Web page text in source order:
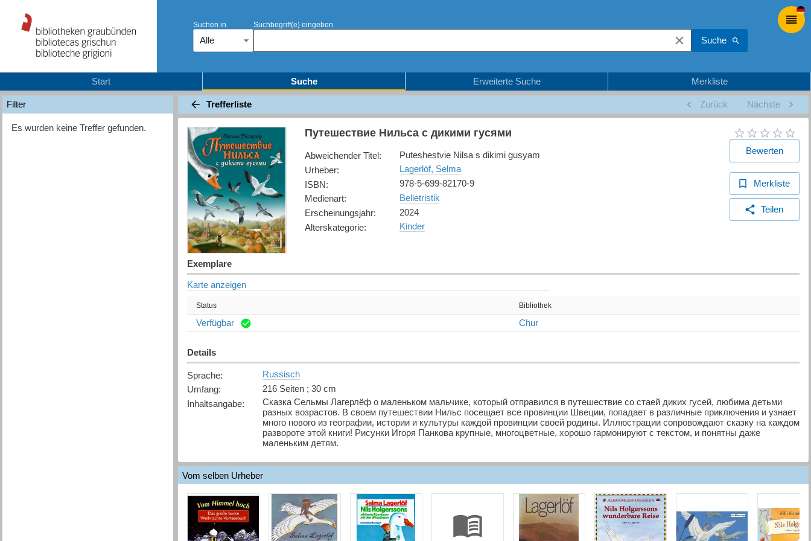
Suchen in
Alle
Suchbegriff(e) eingeben
Suche
Start Suche Erweiterte Suche Merkliste
Filter
Es wurden keine Treffer gefunden.
Trefferliste Zurück Nächste
Путешествие Нильса с дикими гусями
Abweichender Titel:
Puteshestvie Nilsa s dikimi gusyam
Urheber:
Lagerlöf, Selma
ISBN:
978-5-699-82170-9
Medienart:
Belletristik
Erscheinungsjahr:
2024
Alterskategorie: Kinder
Bewerten
Merkliste
Teilen
Exemplare
Karte anzeigen
Status Bibliothek
Verfügbar Chur
Details
Sprache:
Russisch
Umfang:
216 Seiten ; 30 cm
Inhaltsangabe:
Сказка Сельмы Лагерлёф о маленьком мальчике, который отправился в путешествие со стаей диких гусей, любима детьми
разных возрастов. В своем путешествии Нильс посещает все провинции Швеции, попадает в различные приключения и узнает
много нового из географии, истории и культуры каждой провинции своей родины. Иллюстрации сопровождают сказку на каждом
развороте этой книги! Рисунки Игоря Панкова крупные, многоцветные, хорошо гармонируют с текстом, и понятны даже
маленьким детям.
Vom selben Urheber